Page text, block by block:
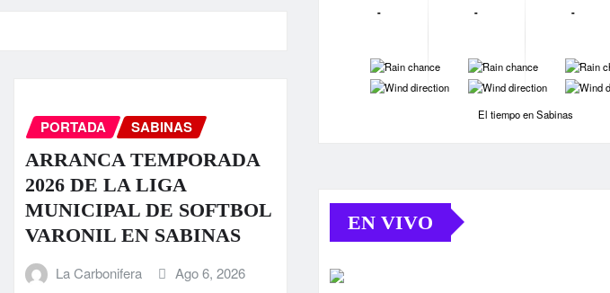
PORTADA SABINAS
ARRANCA TEMPORADA
2026 DE LA LIGA
MUNICIPAL DE SOFTBOL
VARONIL EN SABINAS
La Carbonifera Ago 6, 2026
-
-
-
-
-
-
-
-
-
El tiempo en Sabinas
EN VIVO